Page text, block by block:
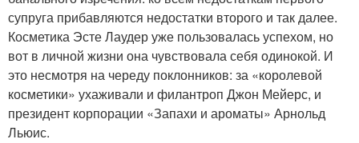
супруга прибавляются недостатки второго и так далее.
Косметика Эсте Лаудер уже пользовалась успехом, но
вот в личной жизни она чувствовала себя одинокой. И
это несмотря на череду поклонников: за «королевой
косметики» ухаживали и филантроп Джон Мейерс, и
президент корпорации «Запахи и ароматы» Арнольд
Льюис.